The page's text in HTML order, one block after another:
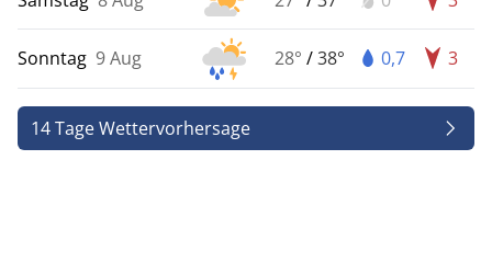
Sonntag 9 Aug 28° /38° 0,7 3
14 Tage Wettervorhersage